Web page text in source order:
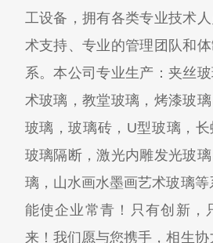
工设备，拥有各类专业技术
术支持、专业的管理团队和
系。本公司专业生产：夹丝
术玻璃，教堂玻璃，烤漆玻
玻璃，玻璃砖，U型玻璃，
玻璃隔断，激光内雕发光玻
璃，山水画水墨画艺术玻璃
能使企业常青！只有创新，
来！我们愿与您携手，相生